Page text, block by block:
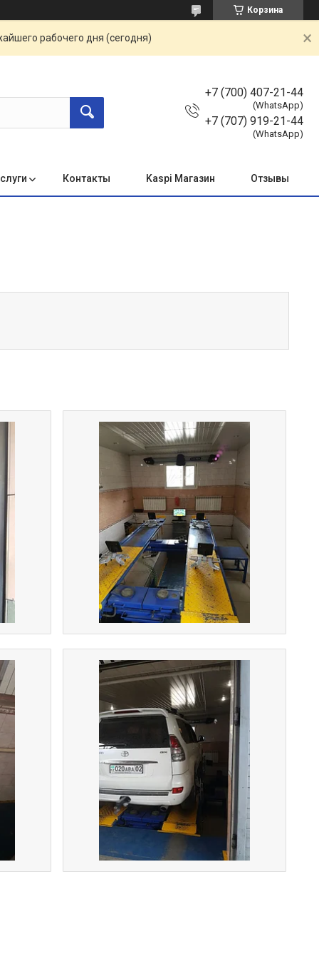
Корзина
рабочего дня (сегодня)
+7 (700) 407-21-44
(WhatsApp)
+7 (707) 919-21-44
(WhatsApp)
Контакты Kaspi Магазин Отзывы